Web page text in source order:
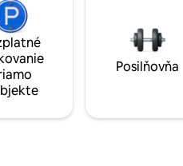
Posilňovňa